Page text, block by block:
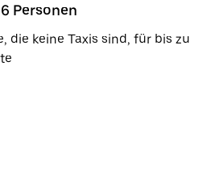
Personen
die keine Taxis sind, für bis zu